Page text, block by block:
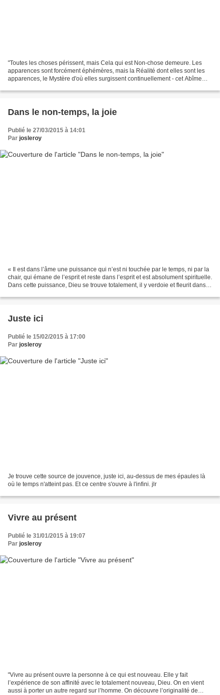
"Toutes les choses périssent, mais Cela qui est Non-chose demeure. Les
apparences sont forcément éphémères, mais la Réalité dont elles sont les
apparences, le Mystère d'où elles surgissent continuellement - cet Abîme
Dans le non-temps, la joie
Publié le 27/03/2015 à 14:01
Par josleroy
« Il est dans l’âme une puissance qui n’est ni touchée par le temps, ni par la
chair, qui émane de l’esprit et reste dans l’esprit et est absolument spirituelle.
Dans cette puissance, Dieu se trouve totalement, il y verdoie et fleurit dans
Juste ici
Publié le 15/02/2015 à 17:00
Par josleroy
Je trouve cette source de jouvence, juste ici, au-dessus de mes épaules là
où le temps n'atteint pas. Et ce centre s'ouvre à l'infini. jlr
Vivre au présent
Publié le 31/01/2015 à 19:07
Par josleroy
"Vivre au présent ouvre la personne à ce qui est nouveau. Elle y fait
l’expérience de son affinité avec le totalement nouveau, Dieu. On en vient
aussi à porter un autre regard sur l’homme. On découvre l’originalité de